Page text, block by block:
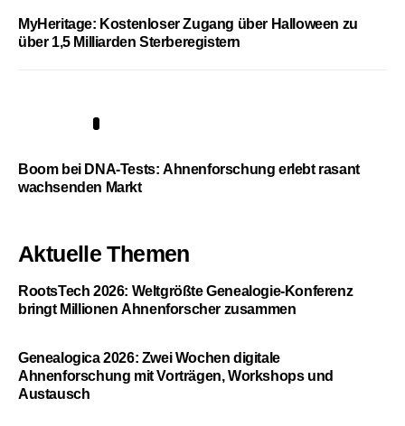
MyHeritage: Kostenloser Zugang über Halloween zu
über 1,5 Milliarden Sterberegistern
Boom bei DNA-Tests: Ahnenforschung erlebt rasant
wachsenden Markt
Aktuelle Themen
RootsTech 2026: Weltgrößte Genealogie-Konferenz
bringt Millionen Ahnenforscher zusammen
Genealogica 2026: Zwei Wochen digitale
Ahnenforschung mit Vorträgen, Workshops und
Austausch